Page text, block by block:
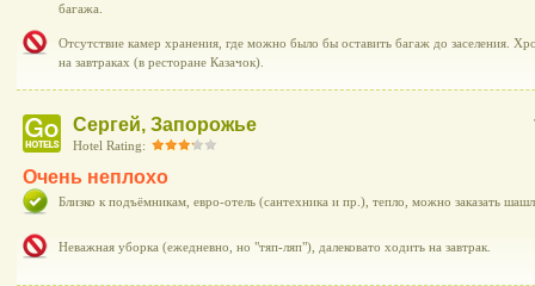
багажа.
Отсутствие камер хранения, где можно было бы оставить багаж до заселения.
на завтраках (в ресторане Казачок).
Сергей, Запорожье
Hotel Rating:
Очень неплохо
Близко к подъёмникам, евро-отель (сантехника и пр.), тепло, можно заказать
Неважная уборка (ежедневно, но "тяп-ляп"), далековато ходить на завтрак.